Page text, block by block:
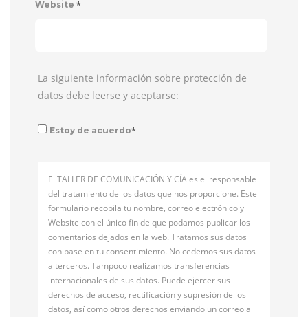
Website *
La siguiente información sobre protección de
datos debe leerse y aceptarse:
Estoy de acuerdo*
El TALLER DE COMUNICACIÓN Y CÍA es el responsable
del tratamiento de los datos que nos proporcione. Este
formulario recopila tu nombre, correo electrónico y
Website con el único fin de que podamos publicar los
comentarios dejados en la web. Tratamos sus datos
con base en tu consentimiento. No cedemos sus datos
a terceros. Tampoco realizamos transferencias
internacionales de sus datos. Puede ejercer sus
derechos de acceso, rectificación y supresión de los
datos, así como otros derechos enviando un correo a